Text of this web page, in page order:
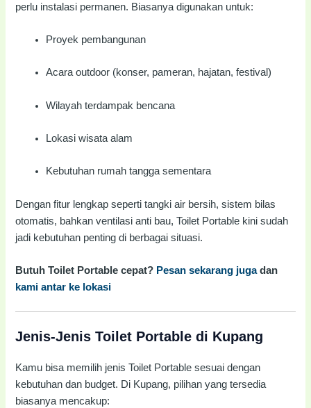
perlu instalasi permanen. Biasanya digunakan untuk:
Proyek pembangunan
Acara outdoor (konser, pameran, hajatan, festival)
Wilayah terdampak bencana
Lokasi wisata alam
Kebutuhan rumah tangga sementara
Dengan fitur lengkap seperti tangki air bersih, sistem bilas
otomatis, bahkan ventilasi anti bau, Toilet Portable kini sudah
jadi kebutuhan penting di berbagai situasi.
Butuh Toilet Portable cepat? Pesan sekarang jugadan
kami antar ke lokasi
Jenis-Jenis Toilet Portable di Kupang
Kamu bisa memilih jenis Toilet Portable sesuai dengan
kebutuhan dan budget. Di Kupang, pilihan yang tersedia
biasanya mencakup: